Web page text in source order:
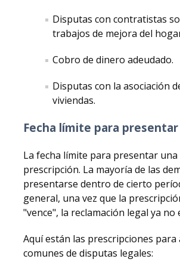
Discriminación Ilegal
LSAT Prep
Schedule a Meeting
DIRECTORY APPLY
Disputas con contratistas
trabajos de mejora del
Cobro de dinero adeudado.
Disputas con la asociación
viviendas.
Fecha límite para
La fecha límite para presentar una
prescripción. La mayoría de las
presentarse dentro de cierto
general, una vez que la
"vence", la reclamación legal ya no
Aquí están las prescripciones
comunes de disputas legales: